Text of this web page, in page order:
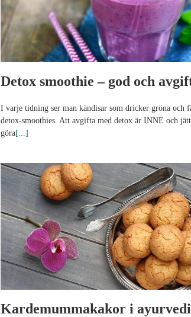
Detox smoothie – god och
I varje tidning ser man kändisar som dricker gröna och
detox-smoothies. Att avgifta med detox är INNE och
göra[...]
Kardemummakakor i